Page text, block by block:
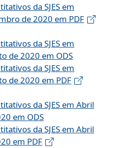
da SJES em
de 2020 em PDF
da SJES em
de 2020 em ODS
da SJES em
de 2020 em PDF
da SJES em Abril
em ODS
da SJES em Abril
em PDF